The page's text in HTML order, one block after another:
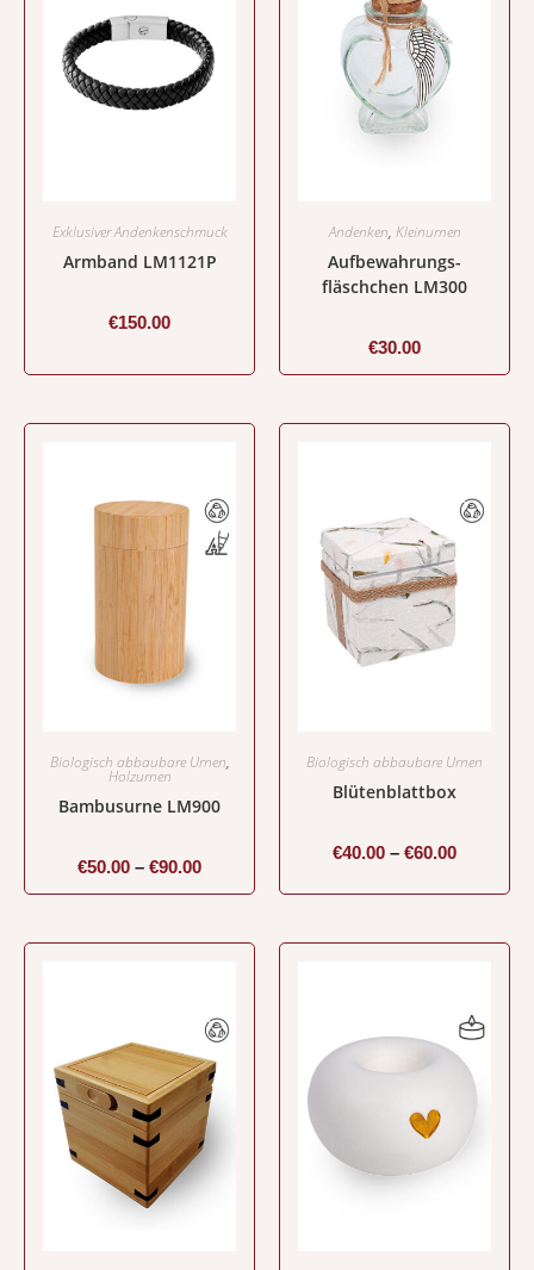
Exklusiver Andenkenschmuck
Armband LM1121P
€150.00
Andenken, Kleinurnen
Aufbewahrungs-
fläschchen LM300
€30.00
Biologisch abbaubare Urnen,
Holzurnen
Bambusurne LM900
€50.00 – €90.00
Biologisch abbaubare Urnen
Blütenblattbox
€40.00 – €60.00